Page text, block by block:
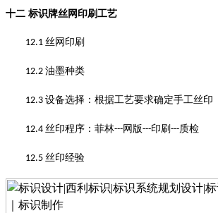
十二 标识牌丝网印刷工艺
12.1 丝网印刷
12.2 油墨种类
12.3 设备选择 ： 根据工艺要求确定手工丝印
12.4 丝印程序 ： 菲林---网版---印刷 ---质检
12.5 丝印经验